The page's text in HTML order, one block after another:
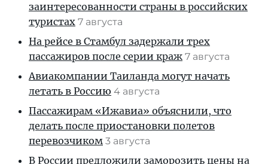
заинтересованности страны в российских
туристах 7 августа
На рейсе в Стамбул задержали трех
пассажиров после серии краж 7 августа
Авиакомпании Таиланда могут начать
летать в Россию 4 августа
Пассажирам «Ижавиа» объяснили, что
делать после приостановки полетов
перевозчиком 3 августа
В России предложили заморозить цены на